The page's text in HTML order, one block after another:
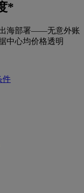
*
海部署——无意外账
中心均价格透明
件